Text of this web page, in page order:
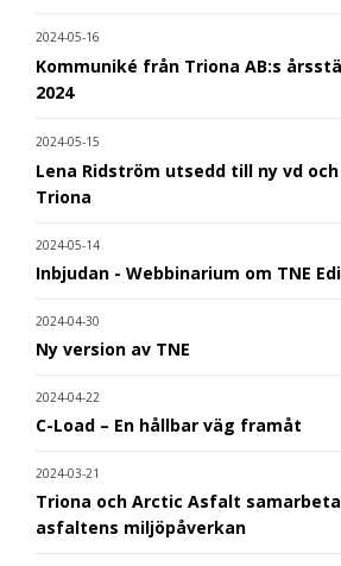
2024-05-16
Kommuniké från Triona AB:s
2024
2024-05-15
Lena Ridström utsedd till ny vd
Triona
2024-05-14
Inbjudan - Webbinarium om TNE
2024-04-30
Ny version av TNE
2024-04-22
C-Load – En hållbar väg framåt
2024-03-21
Triona och Arctic Asfalt
asfaltens miljöpåverkan